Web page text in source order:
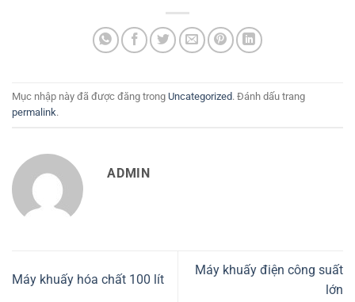
Mục nhập này đã được đăng trong Uncategorized. Đánh dấu trang
permalink.
ADMIN
Máy khuấy hóa chất 100 lít
Máy khuấy điện công suất
lớn